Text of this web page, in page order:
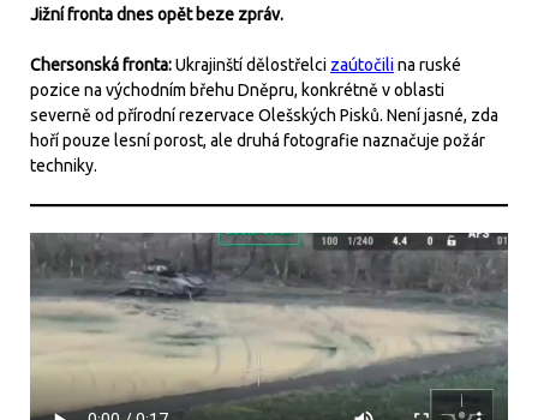
Jižní fronta dnes opět beze zpráv.
Chersonská fronta:Ukrajinští dělostřelci zaútočilina ruské
pozice na východním břehu Dněpru, konkrétně v oblasti
severně od přírodní rezervace Olešských Pisků. Není jasné, zda
hoří pouze lesní porost, ale druhá fotografie naznačuje požár
techniky.